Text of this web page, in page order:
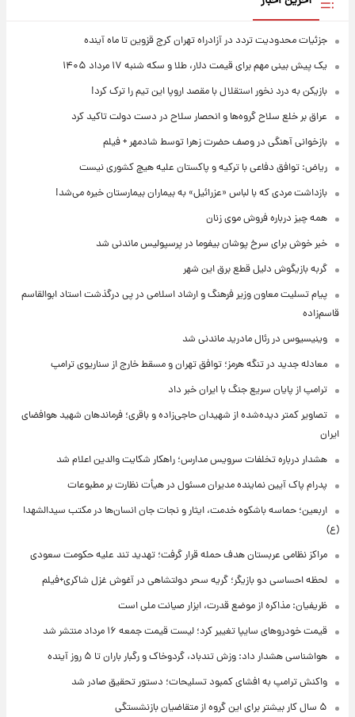
جزئیات محدودیت تردد در آزادراه تهران کرج قزوین تا ماه آینده
یک پیش ‌بینی مهم برای قیمت دلار، طلا و سکه شنبه ۱۷ مرداد ۱۴۰۵
بازیکن به درد نخور استقلال با مقصد اروپا این تیم را ترک کرد!
عراق بر خلع سلاح گروه‌ها و انحصار سلاح در دست دولت تاکید کرد
بازخوانی آهنگی در وصف حضرت زهرا توسط شادمهر + فیلم
ریاض: توافق دفاعی با ترکیه و پاکستان علیه هیچ کشوری نیست
بازداشت مردی که با لباس «عزرائیل» به بیماران بیمارستان خیره می‌شد!
همه چیز درباره فروش موی زنان
خبر خوش برای سرخ پوشان بیفوما در پرسپولیس ماندنی شد
گربه بازیگوش دلیل قطع برق این شهر
پیام تسلیت معاون وزیر فرهنگ و ارشاد اسلامی در پی درگذشت استاد ابوالقاسم
قاسم‌زاده
وینیسیوس در رئال مادرید ماندنی شد
معادله جدید در تنگه هرمز؛ توافق تهران و مسقط خارج از سناریوی ترامپ
ترامپ از پایان سریع جنگ با ایران خبر داد
تصاویر کمتر دیده‌شده از شهیدان حاجی‌زاده و باقری؛ فرماندهان شهید هوافضای
ایران
هشدار درباره تخلفات سرویس مدارس؛ راهکار شکایت والدین اعلام شد
پدرام پاک آیین نماینده مدیران مسئول در هیأت نظارت بر مطبوعات
اربعین؛ حماسه باشکوه خدمت، ایثار و نجات جان انسان‌ها در مکتب سیدالشهدا
(ع)
مراکز نظامی عربستان هدف حمله قرار گرفت؛ تهدید تند علیه حکومت سعودی
لحظه احساسی دو بازیگر؛ گریه سحر دولتشاهی در آغوش غزل شاکری+فیلم
ظریفیان: مذاکره از موضع قدرت، ابزار صیانت ملی است
قیمت خودروهای سایپا تغییر کرد؛ لیست قیمت جمعه ۱۶ مرداد منتشر شد
هواشناسی هشدار داد: وزش تندباد، گردوخاک و رگبار باران تا ۵ روز آینده
واکنش ترامپ به افشای کمبود تسلیحات؛ دستور تحقیق صادر شد
۵ سال کار بیشتر برای این گروه از متقاضیان بازنشستگی